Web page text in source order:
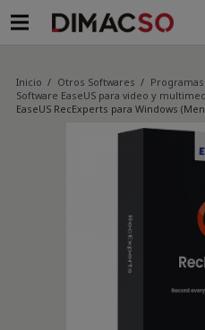
Inicio / Otros Softwares / Programas
Software EaseUS para video y
EaseUS RecExperts para Windows